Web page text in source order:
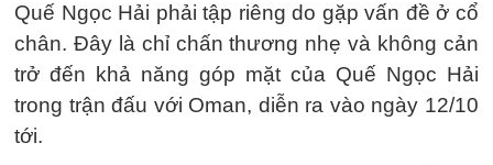
Quế Ngọc Hải phải tập riêng do gặp vấn đề ở cổ
chân. Đây là chỉ chấn thương nhẹ và không cản
trở đến khả năng góp mặt của Quế Ngọc Hải
trong trận đấu với Oman, diễn ra vào ngày 12/10
tới.